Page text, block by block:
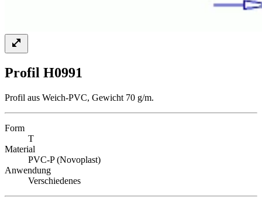
Profil H0991
Profil aus Weich-PVC, Gewicht 70 g/m.
Form
T
Material
PVC-P (Novoplast)
Anwendung
Verschiedenes